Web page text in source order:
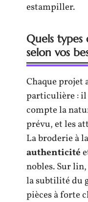
estampiller.
Quels
selon vos
Chaque projet
particulière : il
compte la
prévu, et les
La broderie à
authenticité
nobles. Sur
la subtilité du
pièces à forte